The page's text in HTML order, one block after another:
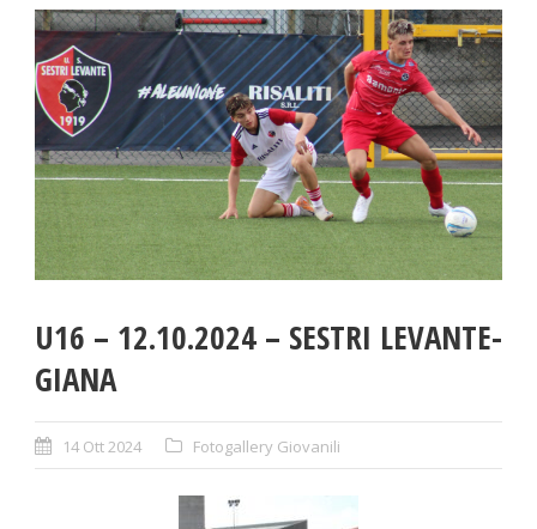
U16 – 12.10.2024 – SESTRI LEVANTE-
GIANA
14 Ott 2024 Fotogallery Giovanili